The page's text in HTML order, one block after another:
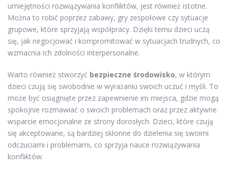
umiejętności rozwiązywania konfliktów, jest również istotne.
Można to robić poprzez zabawy, gry zespołowe czy sytuacje
grupowe, które sprzyjają współpracy. Dzięki temu dzieci uczą
się, jak negocjować i kompromitować w sytuacjach trudnych, co
wzmacnia ich zdolności interpersonalne.
Warto również stworzyć bezpieczne środowisko, w którym
dzieci czują się swobodnie w wyrażaniu swoich uczuć i myśli. To
może być osiągnięte przez zapewnienie im miejsca, gdzie mogą
spokojnie rozmawiać o swoich problemach oraz przez aktywne
wsparcie emocjonalne ze strony dorosłych. Dzieci, które czują
się akceptowane, są bardziej skłonne do dzielenia się swoimi
odczuciami i problemami, co sprzyja nauce rozwiązywania
konfliktów.